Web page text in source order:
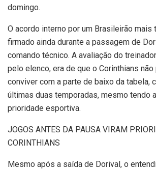
domingo.
O acordo interno por um Brasileirão mais
firmado ainda durante a passagem de
comando técnico. A avaliação do
pelo elenco, era de que o Corinthians
conviver com a parte de baixo da tabela,
últimas duas temporadas, mesmo tendo
prioridade esportiva.
JOGOS ANTES DA PAUSA VIRAM
CORINTHIANS
Mesmo após a saída de Dorival, o